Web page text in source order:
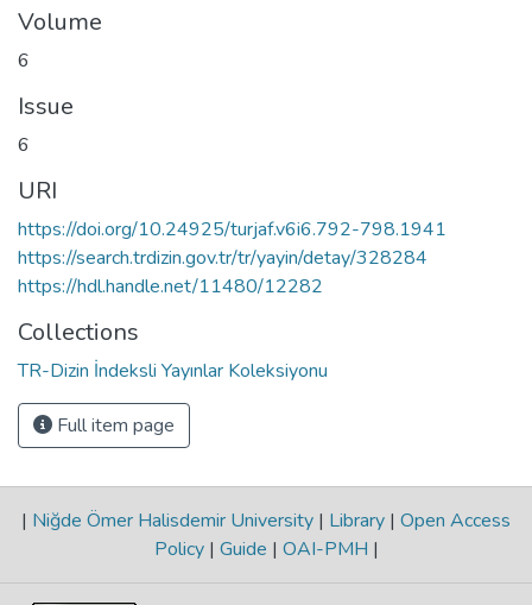
Volume
6
Issue
6
URI
https://doi.org/10.24925/turjaf.v6i6.792-798.1941
https://search.trdizin.gov.tr/tr/yayin/detay/328284
https://hdl.handle.net/11480/12282
Collections
TR-Dizin İndeksli Yayınlar Koleksiyonu
Full item page
| Niğde Ömer Halisdemir University | Library | Open Access
Policy | Guide | OAI-PMH |